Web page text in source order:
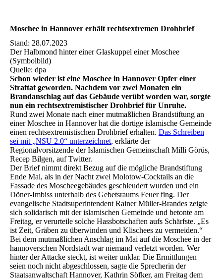
Moschee in Hannover erhält rechtsextremen Drohbrief
Stand: 28.07.2023
Der Halbmond hinter einer Glaskuppel einer Moschee
(Symbolbild)
Quelle: dpa
Schon wieder ist eine Moschee in Hannover Opfer einer
Straftat geworden. Nachdem vor zwei Monaten ein
Brandanschlag auf das Gebäude verübt worden war, sorgte
nun ein rechtsextremistischer Drohbrief für Unruhe.
Rund zwei Monate nach einer mutmaßlichen Brandstiftung an
einer Moschee in Hannover hat die dortige islamische Gemeinde
einen rechtsextremistischen Drohbrief erhalten. Das Schreiben
sei mit „NSU 2.0“ unterzeichnet, erklärte der
Regionalvorsitzende der Islamischen Gemeinschaft Milli Görüs,
Recep Bilgen, auf Twitter.
Der Brief nimmt direkt Bezug auf die mögliche Brandstiftung
Ende Mai, als in der Nacht zwei Molotow-Cocktails an die
Fassade des Moscheegebäudes geschleudert wurden und ein
Döner-Imbiss unterhalb des Gebetsraums Feuer fing. Der
evangelische Stadtsuperintendent Rainer Müller-Brandes zeigte
sich solidarisch mit der islamischen Gemeinde und betonte am
Freitag, er verurteile solche Hassbotschaften aufs Schärfste. „Es
ist Zeit, Gräben zu überwinden und Klischees zu vermeiden.“
Bei dem mutmaßlichen Anschlag im Mai auf die Moschee in der
hannoverschen Nordstadt war niemand verletzt worden. Wer
hinter der Attacke steckt, ist weiter unklar. Die Ermittlungen
seien noch nicht abgeschlossen, sagte die Sprecherin der
Staatsanwaltschaft Hannover, Kathrin Söfker, am Freitag dem